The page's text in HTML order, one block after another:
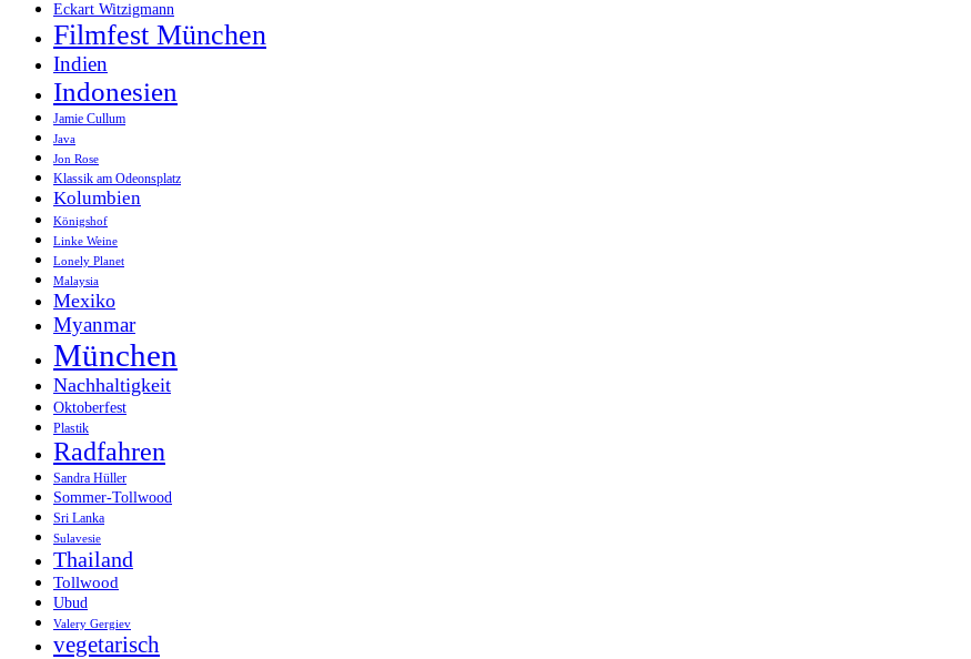
Eckart Witzigmann
Filmfest München
Indien
Indonesien
Jamie Cullum
Java
Jon Rose
Klassik am Odeonsplatz
Kolumbien
Königshof
Linke Weine
Lonely Planet
Malaysia
Mexiko
Myanmar
München
Nachhaltigkeit
Oktoberfest
Plastik
Radfahren
Sandra Hüller
Sommer-Tollwood
Sri Lanka
Sulavesie
Thailand
Tollwood
Ubud
Valery Gergiev
vegetarisch